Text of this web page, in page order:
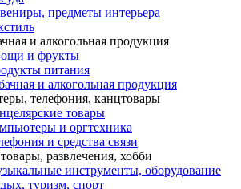
предметы интерьера
и алкогольная продукция
и фрукты
питания
и алкогольная продукция
телефония, канцтовары
товары
и оргтехника
и средства связи
развлечения, хобби
инструменты, оборудование
туризм, спорт